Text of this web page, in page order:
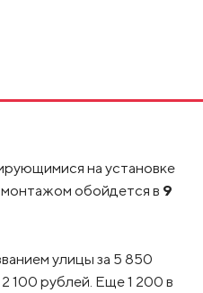
на установке
обойдется в 9
улицы за 5 850
100 рублей. Еще 1 200 в